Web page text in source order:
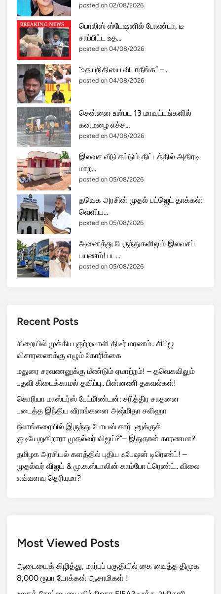
posted on 02/08/2026
பொலிஸ் ஸ்டேஷனில் போண்டா, டீ
சாப்பிட்ட உத...
posted on 04/08/2026
“உதயநிதியை விடாதீங்க” –...
posted on 04/08/2026
சென்னை உள்பட 13 மாவட்டங்களில்
கனமழை எச்ச...
posted on 04/08/2026
இலவச வீடு கட்டும் திட்டத்தில் அதிரடி
மாற...
posted on 05/08/2026
தவெக அரசின் முதல் பட்ஜெட் தாக்கல்:
வெளிய...
posted on 05/08/2026
அனைத்து பேருந்துகளிலும் இலவசப்
பயணம்! பட...
posted on 05/08/2026
Recent Posts
சிறையில் முக்கிய குற்றவாளி திடீர் மரணம்.. சிபிஐ
விசாரணைக்கு எழும் கோரிக்கை
மதுரை சரவணனுக்கு மீண்டும் ஏமாற்றம்! – தவெகவிலும்
பதவி கிடைக்காமல் தவிப்பு.. பின்னணி தகவல்கள்!
கொரியா மாஸ்டர்ஸ் பேட்மிண்டன்: சரித்திர சாதனை
படைத்த இந்திய வீராங்கனை அஷ்மிதா சலிஹா
நீலாங்கரையில் இருந்து போயஸ் கார்டனுக்குக்
குடியேறுகிறாரா முதல்வர் விஜய்?”– இதுதான் காரணமா?
தமிழக அரசியல் களத்தில் புதிய ஃபேஷன் டிரெண்ட்! –
முதல்வர் விஜய் & மு.க.ஸ்டாலின் காம்போ ட்ரெண்ட்.. விலை
எவ்வளவு தெரியுமா?
Most Viewed Posts
ஆடையைக் கிழித்து, மார்புப் பகுதியில் கை வைத்த திமுக
8,000 ரூபா டோக்கன் ஆசாமிகள் !